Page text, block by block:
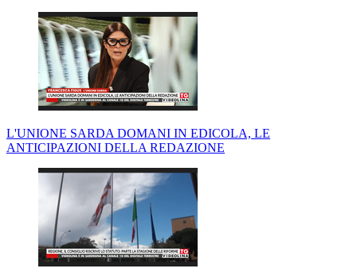
L'UNIONE SARDA DOMANI IN EDICOLA, LE
ANTICIPAZIONI DELLA REDAZIONE